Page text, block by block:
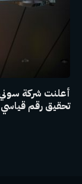
أعلنت شركة سوني
تحقيق رقم قياسي